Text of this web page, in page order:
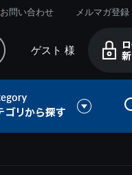
お問い合わせ メルマガ登録
ゲスト 様